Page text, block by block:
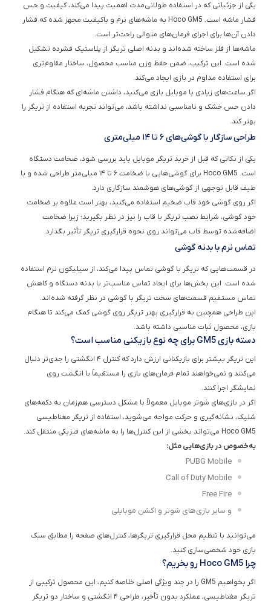
فشار ماشه است. Hoco GM5 به ماشه‌های نرم و باکیفیت مجهز شده که فشار
دادن آن‌ها برای اجرای فرمان‌های متوالی راحت‌تر است.
ماشه‌ها از فلز ساخته شده‌اند و بدنه اصلی تریگر از پلاستیک فشرده تشکیل
شده است. این ترکیب، ضمن حفظ وزن مناسب محصول، ساختار مقاوم‌تری
برای استفاده مداوم در بازی ایجاد می‌کند.
اگر ساعت‌های زیادی با موبایل بازی می‌کنید، داشتن ماشه‌ای که هنگام فشار
دادن حس خشک و نامناسبی نداشته باشد، می‌تواند تجربه استفاده از تریگر را
بهتر کند.
طراحی سازگار با گوشی‌های ۶ تا ۱۴ میلی‌متری
یکی از نکاتی که قبل از خرید تریگر موبایل باید بررسی شود، ضخامت دستگاه
است. Hoco GM5 برای گوشی‌هایی با ضخامت ۶ تا ۱۴ میلی‌متر طراحی شده و با
طیف قابل توجهی از گوشی‌های هوشمند سازگاری دارد.
اگر روی گوشی خود قاب ضخیم استفاده می‌کنید، بهتر است علاوه بر ضخامت
خود گوشی، شرایط نصب تریگر با قاب را نیز در نظر بگیرید؛ زیرا ضخامت
اضافه‌شده توسط قاب می‌تواند روی نحوه قرارگیری تریگر تأثیر بگذارد.
تماس نرم با بدنه گوشی
در قسمت‌هایی که تریگر با گوشی تماس پیدا می‌کند، از سیلیکون نرم استفاده
شده است. این بخش‌ها برای ایجاد تماس مناسب‌تر با بدنه دستگاه و کاهش
تماس مستقیم قسمت‌های سخت تریگر با گوشی در نظر گرفته شده‌اند.
این طراحی همچنین به قرارگیری بهتر تریگر روی گوشی کمک می‌کند تا هنگام
بازی، محصول ثبات مناسبی داشته باشد.
دسته بازی GM5 برای چه نوع بازیکنی مناسب است؟
این تریگر بیشتر برای بازیکنانی ارزش دارد که کنترل ۴ انگشتی را جدی‌تر دنبال
می‌کنند و نمی‌خواهند تمام فرمان‌های بازی را مستقیماً با انگشت روی
نمایشگر اجرا کنند.
اگر در بازی‌های شوتر موبایل معمولاً با مشکل دسترسی هم‌زمان به دکمه‌های
شلیک، نشانه‌گیری و حرکت مواجه می‌شوید، استفاده از تریگر مغناطیسی
Hoco GM5 می‌تواند بخشی از این کنترل‌ها را به ماشه‌های فیزیکی منتقل کند.
به‌خصوص در بازی‌هایی مثل:
PUBG Mobile
Call of Duty Mobile
Free Fire
و سایر بازی‌های شوتر و اکشن موبایلی
بازی خود شخصی‌سازی کنید.
چرا Hoco GM5 رو بخریم؟
اگر بخواهیم GM5 را در چند ویژگی اصلی خلاصه کنیم، این محصول ترکیبی از
تریگر مغناطیسی، عملکرد بدون تأخیر، طراحی ۴ انگشتی و ساختار دو تریگر
چهارماشه است.